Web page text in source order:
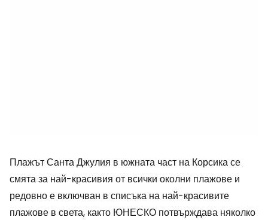
Плажът Санта Джулия в южната част на Корсика се
смята за най-красивия от всички околни плажове и
редовно е включван в списъка на най-красивите
плажове в света, както ЮНЕСКО потвърждава няколко